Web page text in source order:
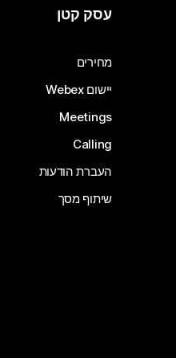
עסק קטן
מחירים
יישום Webex
Meetings
Calling
העברת הודעות
שיתוף מסך